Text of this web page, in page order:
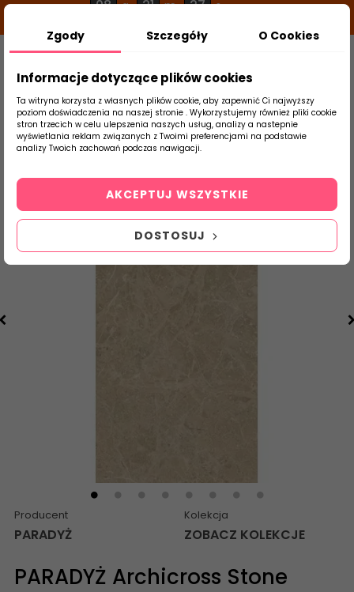
08 g 21 m 26 s
Szukaj
produktu
Strona Główna Salon / Taras Paradyż
Producent
PARADYŻ
Kolekcja
ZOBACZ KOLEKCJE
PARADYŻ Archicross Stone
Zgody Szczegóły O Cookies
Informacje dotyczące plików cookies
Ta witryna korzysta z własnych plików cookie, aby zapewnić Ci najwyższy
poziom doświadczenia na naszej stronie . Wykorzystujemy również pliki cookie
stron trzecich w celu ulepszenia naszych usług, analizy a nastepnie
wyświetlania reklam związanych z Twoimi preferencjami na podstawie
analizy Twoich zachowań podczas nawigacji.
DOSTOSUJ
AKCEPTUJ WSZYSTKIE